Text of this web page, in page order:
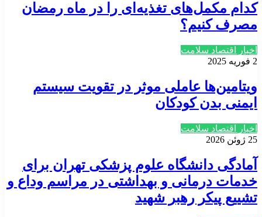
کدام مکمل‌های تغذیه‌ای را در ماه رمضان
مصرف کنیم؟
اخبار اقتصاد سلامت
2 فوریه 2025
ویتامین‌ها عاملی موثر در تقویت سیستم
ایمنی بدن کودکان
اخبار اقتصاد سلامت
25 ژوئن 2026
آمادگی دانشگاه علوم پزشکی تهران برای
خدمات درمانی و بهداشتی در مراسم وداع و
تشییع پیکر رهبر شهید